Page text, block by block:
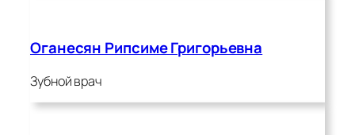
Оганесян Рипсиме Григорьевна
Зубной врач